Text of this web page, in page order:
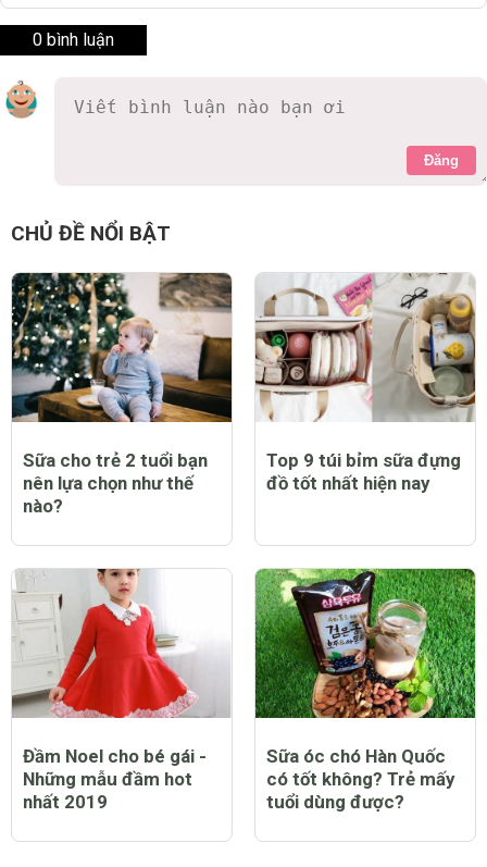
0 bình luận
Đăng
CHỦ ĐỀ NỔI BẬT
Sữa cho trẻ 2 tuổi bạn
nên lựa chọn như thế
nào?
Top 9 túi bỉm sữa đựng
đồ tốt nhất hiện nay
Đầm Noel cho bé gái -
Những mẫu đầm hot
nhất 2019
Sữa óc chó Hàn Quốc
có tốt không? Trẻ mấy
tuổi dùng được?